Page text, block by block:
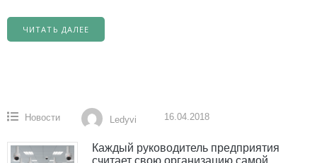
ЧИТАТЬ ДАЛЕЕ
Новости Ledyvi 16.04.2018
Каждый руководитель предприятия
считает свою организацию самой